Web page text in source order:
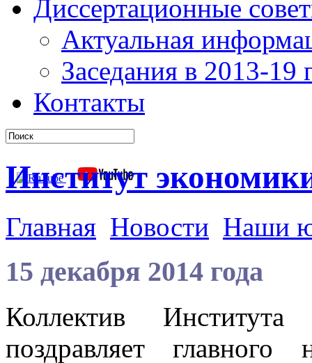
Диссертационные
Актуальная
Заседания в 2013-19
Контакты
Институт
Главная Новости Наши
15 декабря 2014 года
Коллектив
поздравляет главного